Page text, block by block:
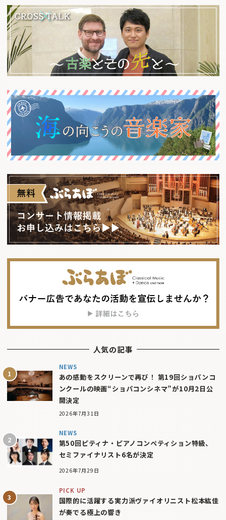
人気の記事
NEWS
あの感動をスクリーンで再び！ 第19回ショパンコ
ンクールの映画“ショパコンシネマ”が10月2日公
開決定
2026年7月31日
NEWS
第50回ピティナ・ピアノコンペティション特級、
セミファイナリスト6名が決定
2026年7月29日
PICK UP
国際的に活躍する実力派ヴァイオリニスト松本紘佳
が奏でる極上の響き